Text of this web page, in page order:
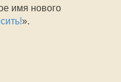
имя нового
».